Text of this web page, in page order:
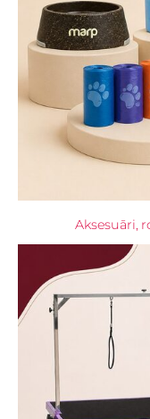
Aksesuāri,